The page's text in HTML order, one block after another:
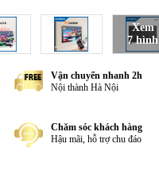
Xem
7 hình
Vận chuyển nhanh 2h
Nội thành Hà Nội
Chăm sóc khách hàng
Hậu mãi, hỗ trợ chu đáo